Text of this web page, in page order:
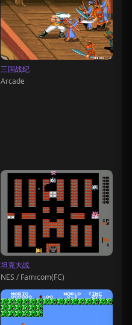
三国战纪
Arcade
坦克大战
NES / Famicom(FC)